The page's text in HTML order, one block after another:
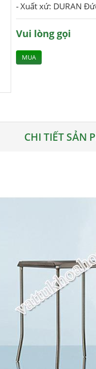
- Xuất xứ: DURAN
Vui lòng gọi
MUA
CHI TIẾT SẢN